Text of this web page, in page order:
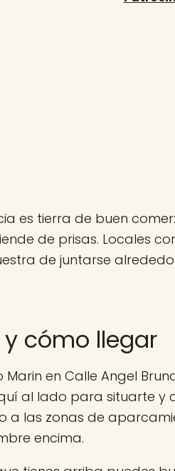
es tierra de buen
de prisas. Locales
de juntarse
cómo llegar
Marin en Calle Angel
al lado para situarte y
a las zonas de
encima.